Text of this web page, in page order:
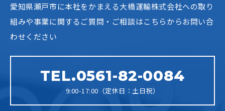
愛知県瀬戸市に本社をかまえる大橋運輸株式会社への取り
組みや事業に関するご質問・ご相談はこちらからお問い合
わせください
TEL.0561-82-0084
9:00-17:00（定休日：土日祝）